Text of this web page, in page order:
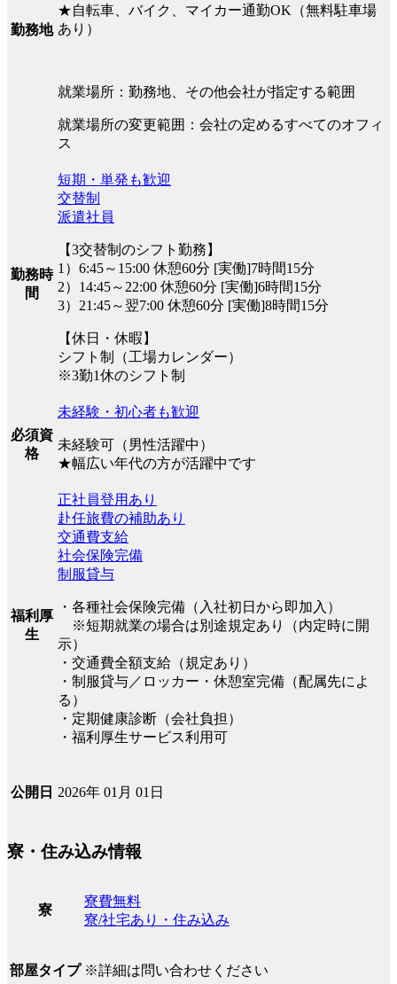
勤務地
★自転車、バイク、マイカー通勤OK（無料駐車場
あり）
就業場所：勤務地、その他会社が指定する範囲
就業場所の変更範囲：会社の定めるすべてのオフィ
ス
勤務時
間
短期・単発も歓迎
交替制
派遣社員
【3交替制のシフト勤務】
1）6:45～15:00 休憩60分 [実働]7時間15分
2）14:45～22:00 休憩60分 [実働]6時間15分
3）21:45～翌7:00 休憩60分 [実働]8時間15分
【休日・休暇】
シフト制（工場カレンダー）
※3勤1休のシフト制
必須資
格
未経験・初心者も歓迎
未経験可（男性活躍中）
★幅広い年代の方が活躍中です
福利厚
生
正社員登用あり
赴任旅費の補助あり
交通費支給
社会保険完備
制服貸与
・各種社会保険完備（入社初日から即加入）
※短期就業の場合は別途規定あり（内定時に開
示）
・交通費全額支給（規定あり）
・制服貸与／ロッカー・休憩室完備（配属先によ
る）
・定期健康診断（会社負担）
・福利厚生サービス利用可
公開日 2026年 01月 01日
寮・住み込み情報
寮
寮費無料
寮/社宅あり・住み込み
部屋タイプ ※詳細は問い合わせください